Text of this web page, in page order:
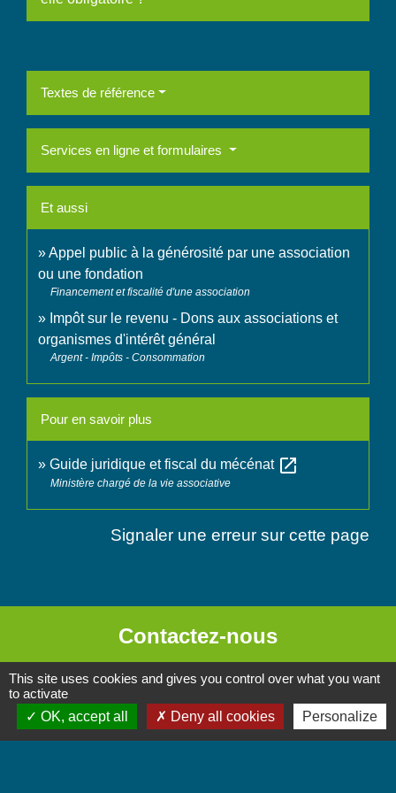
Textes de référence
Services en ligne et formulaires
Et aussi
Appel public à la générosité par une association
ou une fondation
Financement et fiscalité d'une association
Impôt sur le revenu - Dons aux associations et
organismes d'intérêt général
Argent - Impôts - Consommation
Pour en savoir plus
Guide juridique et fiscal du mécénat open_in_new
Ministère chargé de la vie associative
Signaler une erreur sur cette page
Contactez-nous
Commune de Chignin
52 Place de la Mairie - Le Chef Lieu
73800 Chignin - FRANCE
+33 4 79 28 10 12
This site uses cookies and gives you control over what you want
to activate
OK, accept all
Deny all cookies Personalize